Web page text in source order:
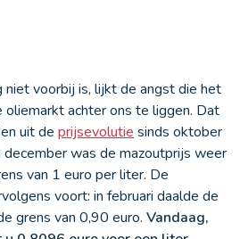
voorbij is, lijkt de angst die het
achter ons te liggen. Dat
uit de prijsevolutie sinds oktober
december was de mazoutprijs weer
van 1 euro per liter. De
voort: in februari daalde de
grens van 0,90 euro. Vandaag,